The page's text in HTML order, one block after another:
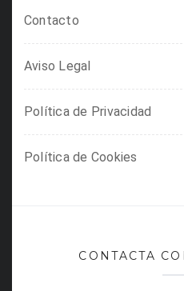
Contacto
Aviso Legal
Política de Privacidad
Política de Cookies
CONTACTA